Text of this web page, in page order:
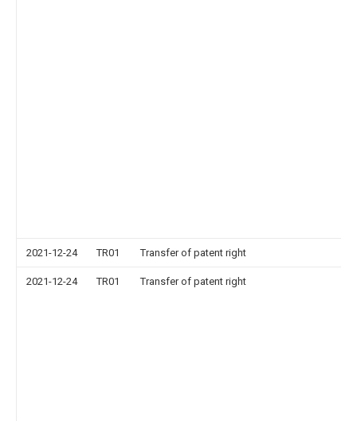
2021-12-24 TR01 Transfer of patent right
2021-12-24 TR01 Transfer of patent right